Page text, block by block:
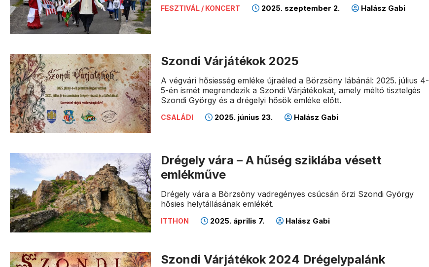
FESZTIVÁL / KONCERT 2025. szeptember 2. Halász Gabi
Szondi Várjátékok 2025
A végvári hősiesség emléke újraéled a Börzsöny lábánál: 2025. július 4-
5-én ismét megrendezik a Szondi Várjátékokat, amely méltó tisztelgés
Szondi György és a drégelyi hősök emléke előtt.
CSALÁDI 2025. június 23. Halász Gabi
Drégely vára – A hűség sziklába vésett
emlékműve
Drégely vára a Börzsöny vadregényes csúcsán őrzi Szondi György
hősies helytállásának emlékét.
ITTHON 2025. április 7. Halász Gabi
Szondi Várjátékok 2024 Drégelypalánk